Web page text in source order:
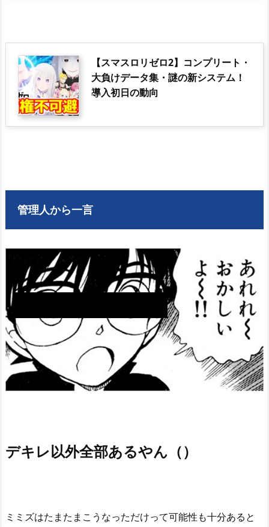
【スマスロリゼロ2】コンプリート・
大負けデータ集・謎の新システム！
導入初日の動向
管理人から一言
デキレ以外全部あるやん（）
ミミズはたまたまこうなっただけって可能性も十分あると